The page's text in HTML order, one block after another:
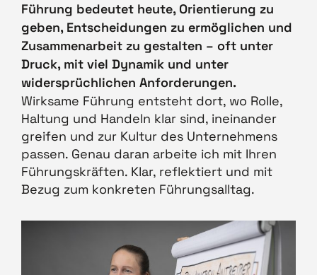
Führung bedeutet heute, Orientierung zu
geben, Entscheidungen zu ermöglichen und
Zusammenarbeit zu gestalten – oft unter
Druck, mit viel Dynamik und unter
widersprüchlichen Anforderungen.
Wirksame Führung entsteht dort, wo Rolle,
Haltung und Handeln klar sind, ineinander
greifen und zur Kultur des Unternehmens
passen. Genau daran arbeite ich mit Ihren
Führungskräften. Klar, reflektiert und mit
Bezug zum konkreten Führungsalltag.